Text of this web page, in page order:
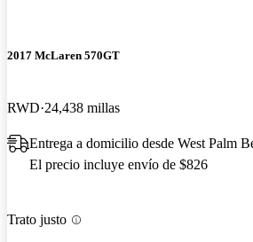
2017 McLaren 570GT
RWD 24,438 millas
Entrega a domicilio desde West Palm
El precio incluye envío de $826
Trato justo